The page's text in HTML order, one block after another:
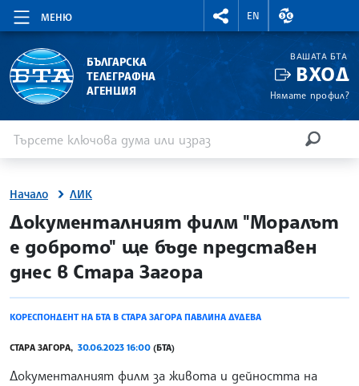
МЕНЮ
RIGHTMENU.SOCIAL
EN
ВАЛУТНИ
БЪЛГАРСКА
ТЕЛЕГРАФНА
АГЕНЦИЯ
ВАШАТА БТА
ВХОД
Нямате профил?
Начало ЛИК
site.bta
Документалният филм "Моралът
е доброто" ще бъде представен
днес в Стара Загора
КОРЕСПОНДЕНТ НА БТА В СТАРА ЗАГОРА ПАВЛИНА ДУДЕВА
СТАРА ЗАГОРА, 30.06.2023 16:00 (БТА)
Документалният филм за живота и дейността на